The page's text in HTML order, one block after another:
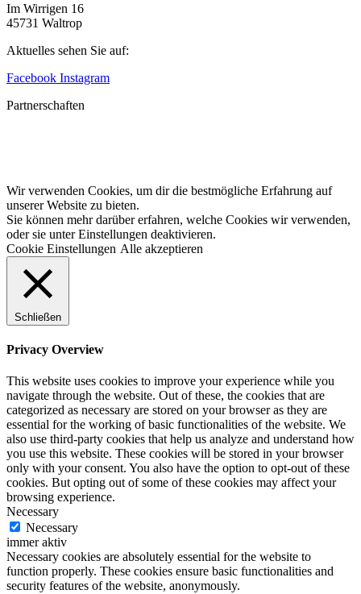
Im Wirrigen 16
45731 Waltrop
Aktuelles sehen Sie auf:
Facebook Instagram
Partnerschaften
Wir verwenden Cookies, um dir die bestmögliche Erfahrung auf
unserer Website zu bieten.
Sie können mehr darüber erfahren, welche Cookies wir verwenden,
oder sie unter Einstellungen deaktivieren.
Cookie Einstellungen Alle akzeptieren
Schließen
Privacy Overview
This website uses cookies to improve your experience while you
navigate through the website. Out of these, the cookies that are
categorized as necessary are stored on your browser as they are
essential for the working of basic functionalities of the website. We
also use third-party cookies that help us analyze and understand how
you use this website. These cookies will be stored in your browser
only with your consent. You also have the option to opt-out of these
cookies. But opting out of some of these cookies may affect your
browsing experience.
Necessary
Necessary
immer aktiv
Necessary cookies are absolutely essential for the website to
function properly. These cookies ensure basic functionalities and
security features of the website, anonymously.